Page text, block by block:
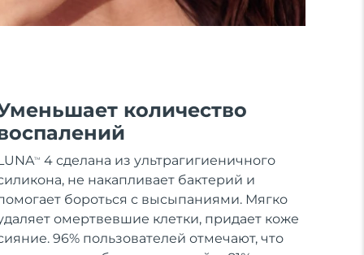
количество
TM
4 сделана из ультрагигиеничного
не накапливает бактерий и
бороться с высыпаниями. Мягко
омертвевшие клетки, придает коже
96% пользователей отмечают, что